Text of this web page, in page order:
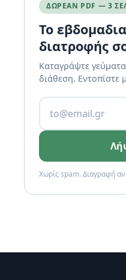
ΔΩΡΕΆΝ PDF — 3
Το
διατροφής
Καταγράψτε
διάθεση. Εντοπίστε
Χωρίς spam. Διαγραφή